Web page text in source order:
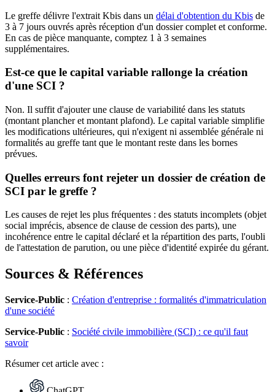
Le greffe délivre l'extrait Kbis dans un délai d'obtention du Kbis de
3 à 7 jours ouvrés après réception d'un dossier complet et conforme.
En cas de pièce manquante, comptez 1 à 3 semaines
supplémentaires.
Est-ce que le capital variable rallonge la création
d'une SCI ?
Non. Il suffit d'ajouter une clause de variabilité dans les statuts
(montant plancher et montant plafond). Le capital variable simplifie
les modifications ultérieures, qui n'exigent ni assemblée générale ni
formalités au greffe tant que le montant reste dans les bornes
prévues.
Quelles erreurs font rejeter un dossier de création de
SCI par le greffe ?
Les causes de rejet les plus fréquentes : des statuts incomplets (objet
social imprécis, absence de clause de cession des parts), une
incohérence entre le capital déclaré et la répartition des parts, l'oubli
de l'attestation de parution, ou une pièce d'identité expirée du gérant.
Sources & Références
Service-Public : Création d'entreprise : formalités d'immatriculation
d'une société
Service-Public : Société civile immobilière (SCI) : ce qu'il faut
savoir
Résumercet article avec :